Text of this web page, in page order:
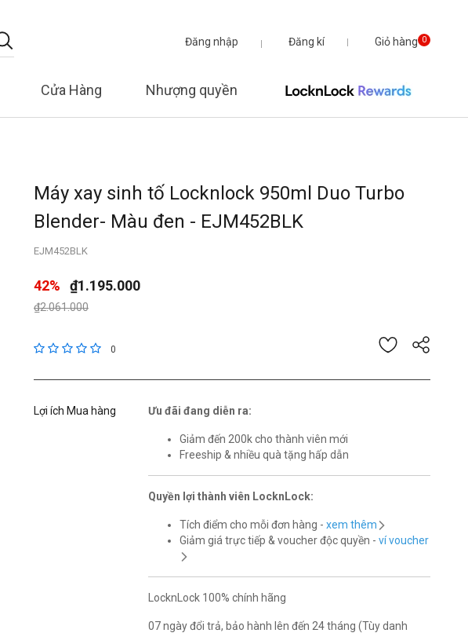
Đăng nhập Đăng kí Giỏ hàng 0
Cửa Hàng Nhượng quyền
Máy xay sinh tố Locknlock 950ml Duo Turbo
Blender- Màu đen - EJM452BLK
EJM452BLK
42% ₫1.195.000
Giá giảm xuống từ
₫2.061.000đến
5 trên đánh giá của 5 khách hàng
0
Lợi ích Mua hàng Ưu đãi đang diễn ra:
Giảm đến 200k cho thành viên mới
Freeship & nhiều quà tặng hấp dẫn
Quyền lợi thành viên LocknLock:
Tích điểm cho mỗi đơn hàng - xem thêm
Giảm giá trực tiếp & voucher độc quyền - ví voucher
LocknLock 100% chính hãng
07 ngày đổi trả, bảo hành lên đến 24 tháng (Tùy danh